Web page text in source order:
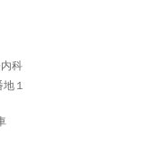
科
１